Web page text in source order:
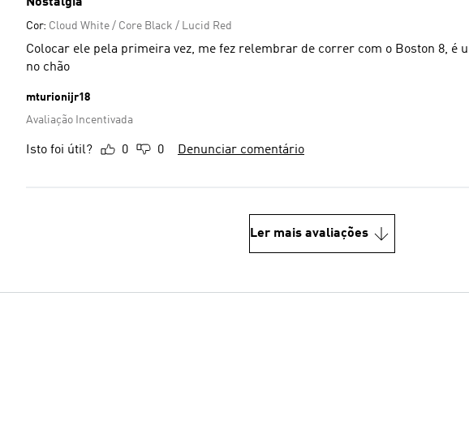
Cor: Cloud White / Core Black / Lucid Red
Colocar ele pela primeira vez, me fez relembrar de correr com o Boston 8, é
no chão
mturionijr18
Avaliação Incentivada
Isto foi útil? 0 0 Denunciar comentário
Ler mais avaliações